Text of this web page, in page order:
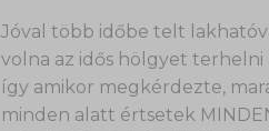
Jóval több időbe telt
volna az idős hölgyet
így amikor megkérdezte,
minden alatt értsetek